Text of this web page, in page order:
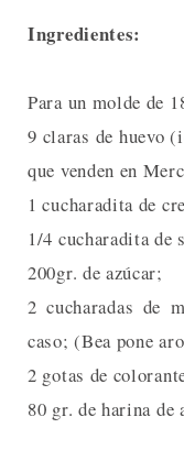
Ingredientes:
Para un molde de
9 claras de huevo
que venden en
1 cucharadita de
1/4 cucharadita de
200gr. de azúcar;
2 cucharadas de
caso; (Bea pone
2 gotas de
80 gr. de harina de